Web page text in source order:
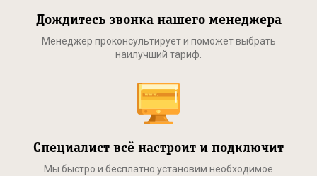
Дождитесь звонка нашего менеджера
Менеджер проконсультирует и поможет выбрать
наилучший тариф.
Специалист всё настроит и подключит
Мы быстро и бесплатно установим необходимое